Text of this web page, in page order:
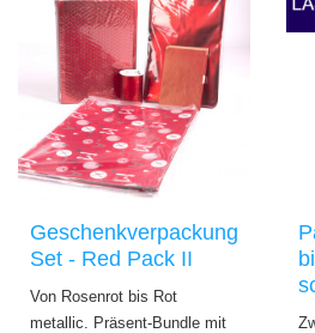
Geschenkverpackung
Set - Red Pack II
Von Rosenrot bis Rot
metallic. Präsent-Bundle mit